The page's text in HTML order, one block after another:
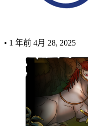
• 1 年前 4月 28, 2025